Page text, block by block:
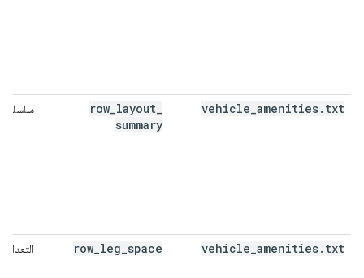
vehicle amenities. txt
row layout
summary
سلسلة
vehicle amenities. txt
row leg space التعداد